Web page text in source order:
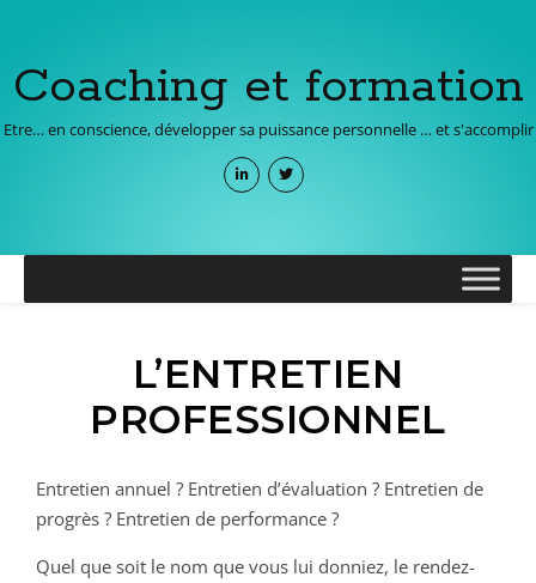
Coaching et formation
Etre… en conscience, développer sa puissance personnelle … et s'accomplir
L’ENTRETIEN
PROFESSIONNEL
Entretien annuel ? Entretien d’évaluation ? Entretien de
progrès ? Entretien de performance ?
Quel que soit le nom que vous lui donniez, le rendez-